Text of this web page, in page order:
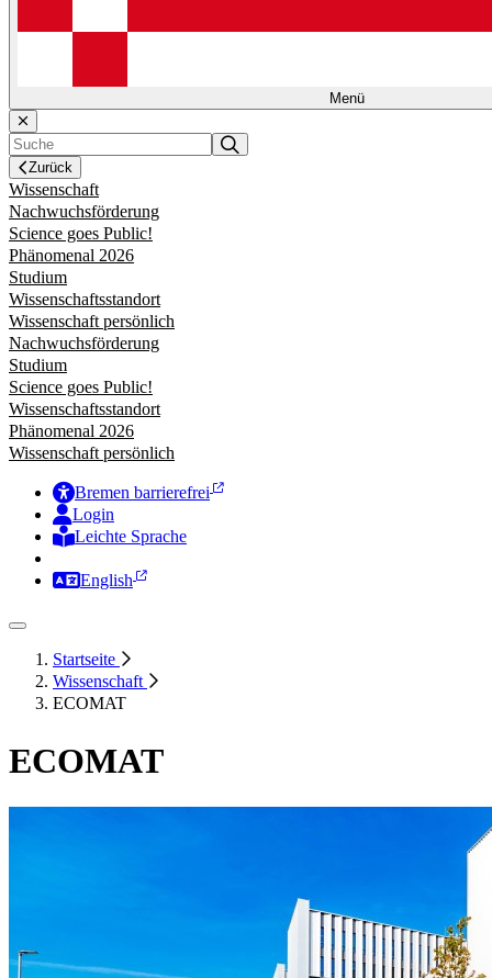
Menü
Zurück
Wissenschaft
Nachwuchsförderung
Science goes Public!
Phänomenal 2026
Studium
Wissenschaftsstandort
Wissenschaft persönlich
Nachwuchsförderung
Studium
Science goes Public!
Wissenschaftsstandort
Phänomenal 2026
Wissenschaft persönlich
Bremen barrierefrei
Login
Leichte Sprache
English
Startseite
Wissenschaft
ECOMAT
ECOMAT